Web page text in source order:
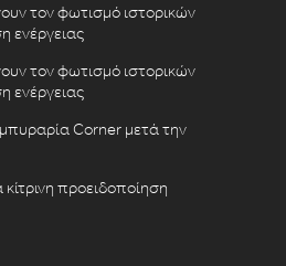
τον φωτισμό ιστορικών
ενέργειας
τον φωτισμό ιστορικών
ενέργειας
Corner μετά την
προειδοποίηση